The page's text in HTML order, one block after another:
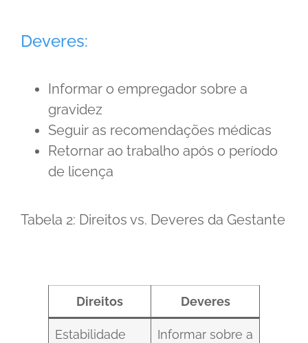
Deveres:
Informar o empregador sobre a
gravidez
Seguir as recomendações médicas
Retornar ao trabalho após o período
de licença
Tabela 2: Direitos vs. Deveres da Gestante
Direitos Deveres
Estabilidade
Informar sobre a